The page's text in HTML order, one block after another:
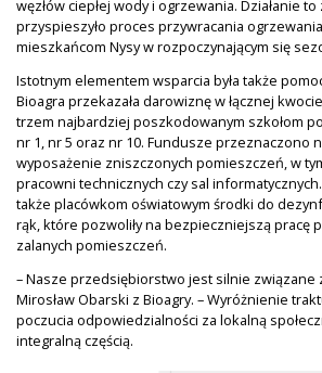
węzłów ciepłej wody i ogrzewania. Działanie to
przyspieszyło proces przywracania
mieszkańcom Nysy w rozpoczynającym się
Istotnym elementem wsparcia była także
Bioagra przekazała darowiznę w łącznej
trzem najbardziej poszkodowanym szkołom
nr 1, nr 5 oraz nr 10. Fundusze przeznaczono
wyposażenie zniszczonych pomieszczeń, w
pracowni technicznych czy sal informatycznych.
także placówkom oświatowym środki do
rąk, które pozwoliły na bezpieczniejszą pracę
zalanych pomieszczeń.
– Nasze przedsiębiorstwo jest silnie związane
Mirosław Obarski z Bioagry. – Wyróżnienie
poczucia odpowiedzialności za lokalną
integralną częścią.